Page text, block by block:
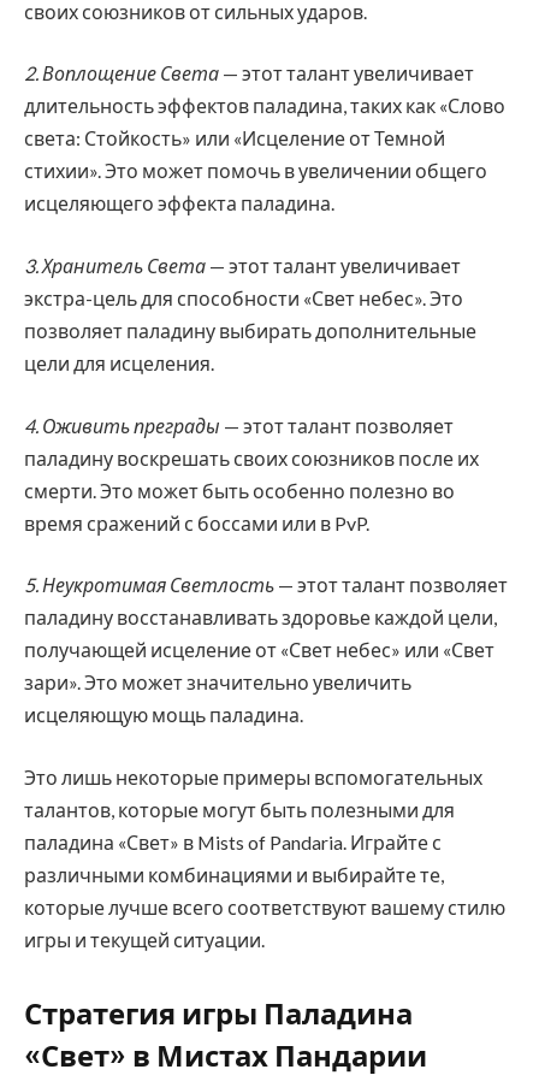
своих союзников от сильных ударов.
2. Воплощение Света — этот талант увеличивает
длительность эффектов паладина, таких как «Слово
света: Стойкость» или «Исцеление от Темной
стихии». Это может помочь в увеличении общего
исцеляющего эффекта паладина.
3. Хранитель Света — этот талант увеличивает
экстра-цель для способности «Свет небес». Это
позволяет паладину выбирать дополнительные
цели для исцеления.
4. Оживить преграды — этот талант позволяет
паладину воскрешать своих союзников после их
смерти. Это может быть особенно полезно во
время сражений с боссами или в PvP.
5. Неукротимая Светлость — этот талант позволяет
паладину восстанавливать здоровье каждой цели,
получающей исцеление от «Свет небес» или «Свет
зари». Это может значительно увеличить
исцеляющую мощь паладина.
Это лишь некоторые примеры вспомогательных
талантов, которые могут быть полезными для
паладина «Свет» в Mists of Pandaria. Играйте с
различными комбинациями и выбирайте те,
которые лучше всего соответствуют вашему стилю
игры и текущей ситуации.
Стратегия игры Паладина
«Свет» в Мистах Пандарии